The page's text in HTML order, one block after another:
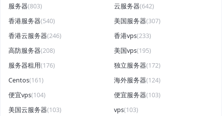
服务器(803) 云服务器(642)
香港服务器(540) 美国服务器(307)
香港云服务器(246) 香港vps(233)
高防服务器(208) 美国vps(195)
服务器租用(176) 独立服务器(172)
Centos(161) 海外服务器(124)
便宜vps(104) 便宜服务器(103)
美国云服务器(103) vps(103)